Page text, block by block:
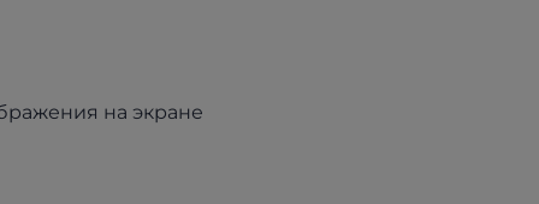
на экране